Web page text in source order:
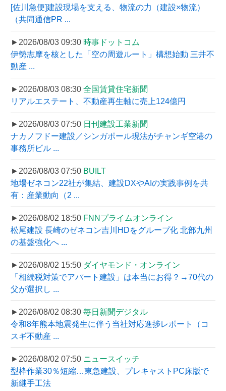
[佐川急便]建設現場を支える、物流の力（建設×物流）
（共同通信PR ...
►2026/08/03 09:30 時事ドットコム
伊勢志摩を核とした「空の周遊ルート」構想始動 三井不
動産 ...
►2026/08/03 08:30 全国賃貸住宅新聞
リアルエステート、不動産再生軸に売上124億円
►2026/08/03 07:50 日刊建設工業新聞
ナカノフドー建設／シンガポール現法がチャンギ空港の
事務所ビル ...
►2026/08/03 07:50 BUILT
地場ゼネコン22社が集結、建設DXやAIの実践事例を共
有：産業動向（2 ...
►2026/08/02 18:50 FNNプライムオンライン
松尾建設 長崎のゼネコン吉川HDをグループ化 北部九州
の基盤強化へ ...
►2026/08/02 15:50 ダイヤモンド・オンライン
「相続税対策でアパート建設」は本当にお得？→70代の
父が選択し ...
►2026/08/02 08:30 毎日新聞デジタル
令和8年熊本地震発生に伴う当社対応進捗レポート（コ
スギ不動産 ...
►2026/08/02 07:50 ニュースイッチ
型枠作業30％短縮…東急建設、プレキャストPC床版で
新継手工法